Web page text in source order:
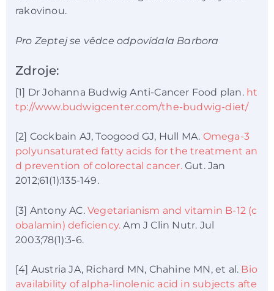
rakovinou.
Pro Zeptej se vědce odpovídala Barbora
Zdroje:
[1] Dr Johanna Budwig Anti-Cancer Food plan. ht
tp://www.budwigcenter.com/the-budwig-diet/
[2] Cockbain AJ, Toogood GJ, Hull MA. Omega-3
polyunsaturated fatty acids for the treatment an
d prevention of colorectal cancer.Gut. Jan
2012;61(1):135-149.
[3] Antony AC. Vegetarianism and vitamin B-12 (c
obalamin) deficiency. Am J Clin Nutr. Jul
2003;78(1):3-6.
[4] Austria JA, Richard MN, Chahine MN, et al. Bio
availability of alpha-linolenic acid in subjects afte